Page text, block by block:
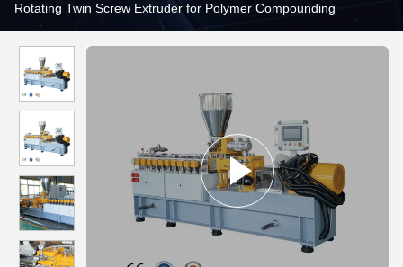
Rotating Twin Screw Extruder for Polymer Compounding